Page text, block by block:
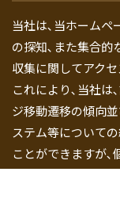
当社は､当ホームペ
の探知､また集合的
収集に関してアク
これにより､当社は
ジ移動遷移の傾向
ステム等について
ことができますが､
ありません｡